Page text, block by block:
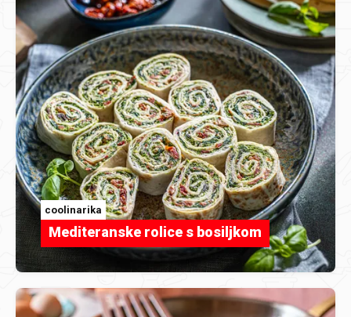
coolinarika
Mediteranske rolice s bosiljkom